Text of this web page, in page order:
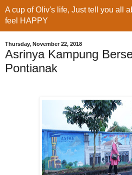
A cup of Oliv's life, Just tell you all
feel HAPPY
Thursday, November 22, 2018
Asrinya Kampung
Pontianak